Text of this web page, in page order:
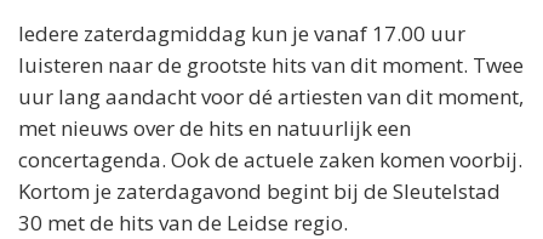
Iedere zaterdagmiddag kun je vanaf 17.00 uur
luisteren naar de grootste hits van dit moment. Twee
uur lang aandacht voor dé artiesten van dit moment,
met nieuws over de hits en natuurlijk een
concertagenda. Ook de actuele zaken komen voorbij.
Kortom je zaterdagavond begint bij de Sleutelstad
30 met de hits van de Leidse regio.